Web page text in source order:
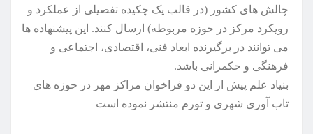
چالش های کشور (در قالب یک چکیده تفصیلی از عملکرد و
رویکرد مرکز در حوزه مربوطه) ارسال کنند. این پیشنهاده ها
می توانند در برگیرنده ابعاد فنی، اقتصادی، اجتماعی و
فرهنگی و حکمرانی باشد.
بنیاد علم پیش از این دو فراخوان مراکز مهر در حوزه های
تاب آوری شهری و تورم منتشر نموده است